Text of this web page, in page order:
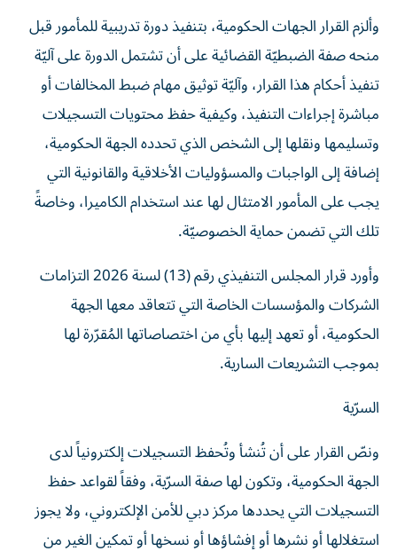
وألزم القرار الجهات الحكومية، بتنفيذ دورة تدريبية للمأمور قبل
منحه صفة الضبطيّة القضائية على أن تشتمل الدورة على آليّة
تنفيذ أحكام هذا القرار، وآليّة توثيق مهام ضبط المخالفات أو
مباشرة إجراءات التنفيذ، وكيفية حفظ محتويات التسجيلات
وتسليمها ونقلها إلى الشخص الذي تحدده الجهة الحكومية،
إضافة إلى الواجبات والمسؤوليات الأخلاقية والقانونية التي
يجب على المأمور الامتثال لها عند استخدام الكاميرا، وخاصةً
تلك التي تضمن حماية الخصوصيّة.
وأورد قرار المجلس التنفيذي رقم (13) لسنة 2026 التزامات
الشركات والمؤسسات الخاصة التي تتعاقد معها الجهة
الحكومية، أو تعهد إليها بأي من اختصاصاتها المُقرّرة لها
بموجب التشريعات السارية.
السرّية
ونصّ القرار على أن تُنشأ وتُحفظ التسجيلات إلكترونياً لدى
الجهة الحكومية، وتكون لها صفة السرّية، وفقاً لقواعد حفظ
التسجيلات التي يحددها مركز دبي للأمن الإلكتروني، ولا يجوز
استغلالها أو نشرها أو إفشاؤها أو نسخها أو تمكين الغير من